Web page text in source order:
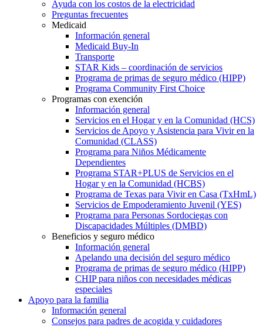
Ayuda con los costos de la electricidad
Preguntas frecuentes
Medicaid
Información general
Medicaid Buy-In
Transporte
STAR Kids – coordinación de servicios
Programa de primas de seguro médico (HIPP)
Programa Community First Choice
Programas con exención
Información general
Servicios en el Hogar y en la Comunidad (HCS)
Servicios de Apoyo y Asistencia para Vivir en la
Comunidad (CLASS)
Programa para Niños Médicamente
Dependientes
Programa STAR+PLUS de Servicios en el
Hogar y en la Comunidad (HCBS)
Programa de Texas para Vivir en Casa (TxHmL)
Servicios de Empoderamiento Juvenil (YES)
Programa para Personas Sordociegas con
Discapacidades Múltiples (DMBD)
Beneficios y seguro médico
Información general
Apelando una decisión del seguro médico
Programa de primas de seguro médico (HIPP)
CHIP para niños con necesidades médicas
especiales
Apoyo para la familia
Información general
Consejos para padres de acogida y cuidadores